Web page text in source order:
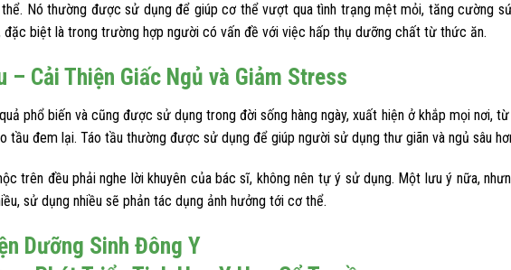
Nó thường được sử dụng để giúp cơ thể vượt qua tình trạng mệt mỏi, tăng cường
đặc biệt là trong trường hợp người có vấn đề với việc hấp thụ dưỡng chất từ thức ăn.
– Cải Thiện Giấc Ngủ và Giảm Stress
phổ biến và cũng được sử dụng trong đời sống hàng ngày, xuất hiện ở khắp mọi nơi,
tầu đem lại. Táo tầu thường được sử dụng để giúp người sử dụng thư giãn và ngủ sâu
trên đều phải nghe lời khuyên của bác sĩ, không nên tự ý sử dụng. Một lưu ý nữa,
sử dụng nhiều sẽ phản tác dụng ảnh hưởng tới cơ thể.
Dưỡng Sinh Đông Y